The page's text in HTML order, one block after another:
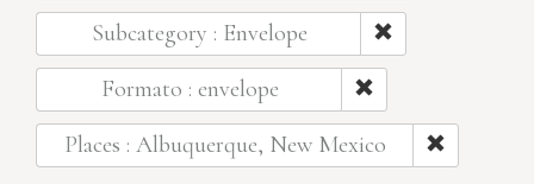
Subcategory : Envelope
Formato : envelope
Places : Albuquerque, New Mexico